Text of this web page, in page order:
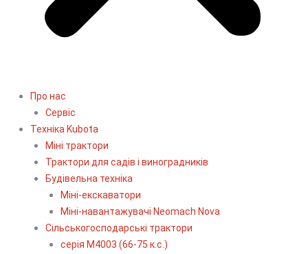
Про нас
Сервіс
Технiка Kubota
Міні трактори
Трактори для садів і виноградників
Будівельна техніка
Міні-екскаватори
Міні-навантажувачі Neomach Nova
Сільськогосподарські трактори
серія М4003 (66-75 к.с.)